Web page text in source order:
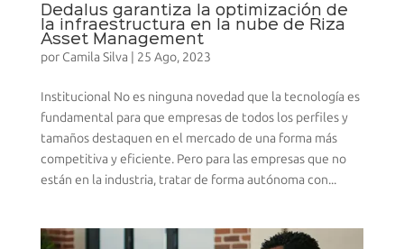
Dedalus garantiza la optimización de
la infraestructura en la nube de Riza
Asset Management
por Camila Silva 25 Ago, 2023
Institucional No es ninguna novedad que la tecnología es
fundamental para que empresas de todos los perfiles y
tamaños destaquen en el mercado de una forma más
competitiva y eficiente. Pero para las empresas que no
están en la industria, tratar de forma autónoma con...